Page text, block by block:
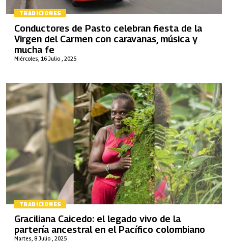
TRADICIONES
Miércoles, 16 Julio , 2025
Conductores de Pasto celebran fiesta de la
Virgen del Carmen con caravanas, música y
mucha fe
TRADICIONES
Martes, 8 Julio , 2025
Graciliana Caicedo: el legado vivo de la
partería ancestral en el Pacífico colombiano